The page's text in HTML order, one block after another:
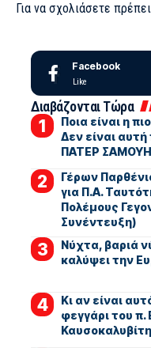
Για να σχολιάσετε
Facebook
Like
Διαβάζονται Τώρα
Ποια είναι η
Δεν είναι
ΠΑΤΕΡ
Γέρων
για Π.Α.
Πολέμους
Συνέντευξη)
Νύχτα, βαριά
καλύψει την
Κι αν είναι
φεγγάρι του π.